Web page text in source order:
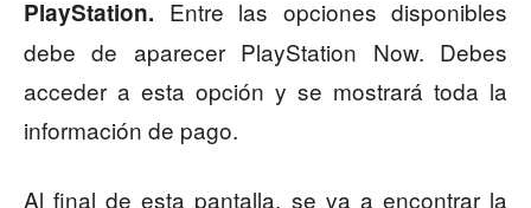
PlayStation. Entre las opciones disponibles
debe de aparecer PlayStation Now. Debes
acceder a esta opción y se mostrará toda la
información de pago.
Al final de esta pantalla, se va a encontrar la